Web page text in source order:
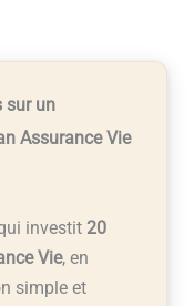
sur un
Assurance Vie
investit 20
Vie, en
simple et